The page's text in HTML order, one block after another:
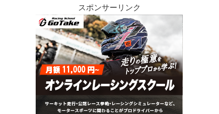
スポンサーリンク